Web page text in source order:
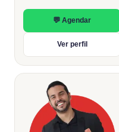
da equipe.💬 Agendar
Ver perfil